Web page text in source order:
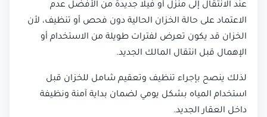
عند الانتقال إلى منزل أو فيلا جديدة من الأفضل عدم
الاعتماد على حالة الخزان الحالية دون فحص أو تنظيف، لأن
الخزان قد يكون تعرض لفترات طويلة من الاستخدام أو
الإهمال قبل انتقال المالك الجديد.
لذلك ينصح بإجراء تنظيف وتعقيم شامل للخزان قبل
استخدام المياه بشكل يومي لضمان بداية آمنة ونظيفة
داخل العقار الجديد.